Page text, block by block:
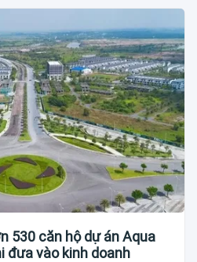
530 căn hộ dự án Aqua
đưa vào kinh doanh